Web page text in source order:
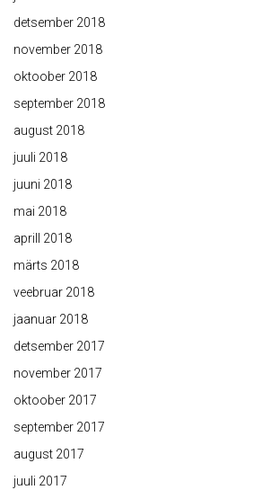
detsember 2018
november 2018
oktoober 2018
september 2018
august 2018
juuli 2018
juuni 2018
mai 2018
aprill 2018
märts 2018
veebruar 2018
jaanuar 2018
detsember 2017
november 2017
oktoober 2017
september 2017
august 2017
juuli 2017